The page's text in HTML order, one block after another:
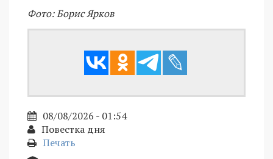
Фото: Борис Ярков
08/08/2026 - 01:54
Повестка дня
Печать